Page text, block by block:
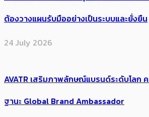
ต้องวางแผนรับมืออย่างเป็นระบบและยั่งยืน
24 July 2026
AVATR เสริมภาพลักษณ์แบรนด์ระดับโลก ค
ฐานะ Global Brand Ambassador